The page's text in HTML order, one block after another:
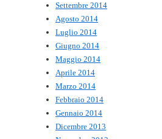
Settembre 2014
Agosto 2014
Luglio 2014
Giugno 2014
Maggio 2014
Aprile 2014
Marzo 2014
Febbraio 2014
Gennaio 2014
Dicembre 2013